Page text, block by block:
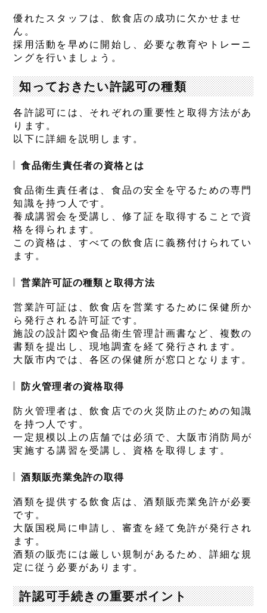
優れたスタッフは、飲食店の成功に欠かせませ
ん。
採用活動を早めに開始し、必要な教育やトレーニ
ングを行いましょう。
知っておきたい許認可の種類
各許認可には、それぞれの重要性と取得方法があ
ります。
以下に詳細を説明します。
食品衛生責任者の資格とは
食品衛生責任者は、食品の安全を守るための専門
知識を持つ人です。
養成講習会を受講し、修了証を取得することで資
格を得られます。
この資格は、すべての飲食店に義務付けられてい
ます。
営業許可証の種類と取得方法
営業許可証は、飲食店を営業するために保健所か
ら発行される許可証です。
施設の設計図や食品衛生管理計画書など、複数の
書類を提出し、現地調査を経て発行されます。
大阪市内では、各区の保健所が窓口となります。
防火管理者の資格取得
防火管理者は、飲食店での火災防止のための知識
を持つ人です。
一定規模以上の店舗では必須で、大阪市消防局が
実施する講習を受講し、資格を取得します。
酒類販売業免許の取得
酒類を提供する飲食店は、酒類販売業免許が必要
です。
大阪国税局に申請し、審査を経て免許が発行され
ます。
酒類の販売には厳しい規制があるため、詳細な規
定に従う必要があります。
許認可手続きの重要ポイント